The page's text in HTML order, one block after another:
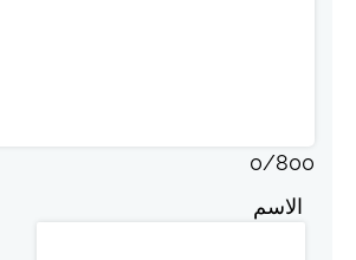
0/800
الاسم